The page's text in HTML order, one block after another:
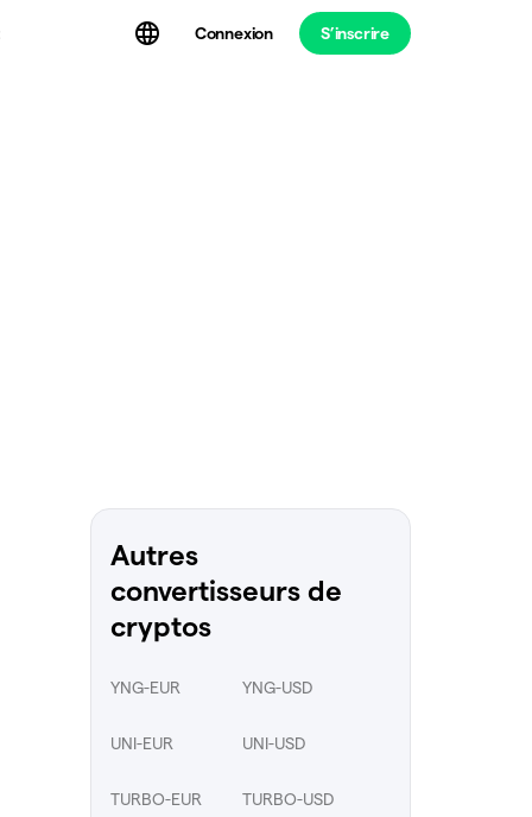
Connexion S’inscrire
Autres
convertisseurs de
cryptos
YNG-EUR YNG-USD
UNI-EUR UNI-USD
TURBO-EUR TURBO-USD